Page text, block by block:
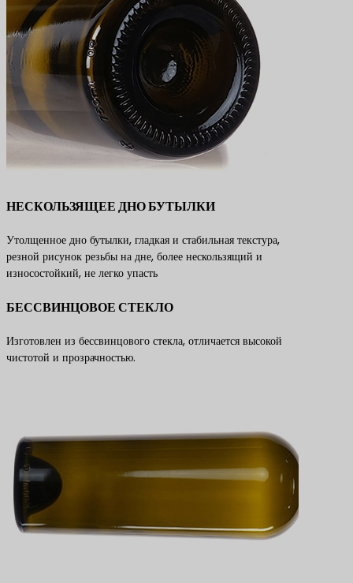
НЕСКОЛЬЗЯЩЕЕ ДНО БУТЫЛКИ
Утолщенное дно бутылки, гладкая и стабильная текстура,
резной рисунок резьбы на дне, более нескользящий и
износостойкий, не легко упасть
БЕССВИНЦОВОЕ СТЕКЛО
Изготовлен из бессвинцового стекла, отличается высокой
чистотой и прозрачностью.